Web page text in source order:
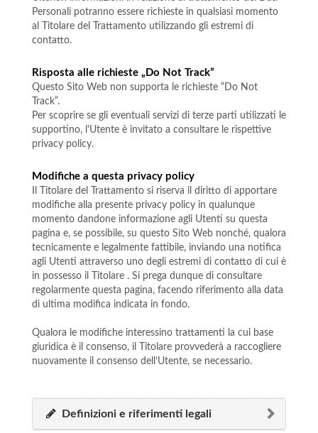
Personali potranno essere richieste in qualsiasi momento
al Titolare del Trattamento utilizzando gli estremi di
contatto.
Risposta alle richieste „Do Not Track”
Questo Sito Web non supporta le richieste “Do Not
Track”.
Per scoprire se gli eventuali servizi di terze parti utilizzati le
supportino, l'Utente è invitato a consultare le rispettive
privacy policy.
Modifiche a questa privacy policy
Il Titolare del Trattamento si riserva il diritto di apportare
modifiche alla presente privacy policy in qualunque
momento dandone informazione agli Utenti su questa
pagina e, se possibile, su questo Sito Web nonché, qualora
tecnicamente e legalmente fattibile, inviando una notifica
agli Utenti attraverso uno degli estremi di contatto di cui è
in possesso il Titolare . Si prega dunque di consultare
regolarmente questa pagina, facendo riferimento alla data
di ultima modifica indicata in fondo.
Qualora le modifiche interessino trattamenti la cui base
giuridica è il consenso, il Titolare provvederà a raccogliere
nuovamente il consenso dell’Utente, se necessario.
Definizioni e riferimenti legali